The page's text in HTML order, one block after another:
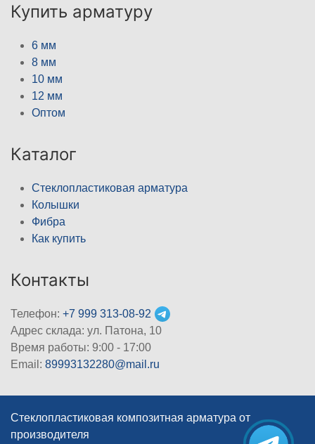
Купить арматуру
6 мм
8 мм
10 мм
12 мм
Оптом
Каталог
Стеклопластиковая арматура
Колышки
Фибра
Как купить
Контакты
Телефон: +7 999 313-08-92
Адрес склада: ул. Патона, 10
Время работы: 9:00 - 17:00
Email: 89993132280@mail.ru
Стеклопластиковая композитная арматура от
производителя